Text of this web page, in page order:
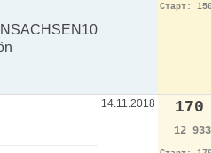
Старт:
14.11.2018 170
12